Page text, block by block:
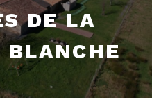
DE LA
BLANCHE